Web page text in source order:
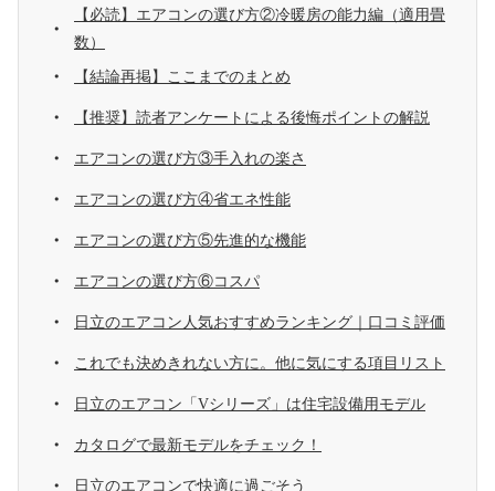
【必読】エアコンの選び方②冷暖房の能力編（適用畳
数）
【結論再掲】ここまでのまとめ
【推奨】読者アンケートによる後悔ポイントの解説
エアコンの選び方③手入れの楽さ
エアコンの選び方④省エネ性能
エアコンの選び方⑤先進的な機能
エアコンの選び方⑥コスパ
日立のエアコン人気おすすめランキング｜口コミ評価
これでも決めきれない方に。他に気にする項目リスト
日立のエアコン「Vシリーズ」は住宅設備用モデル
カタログで最新モデルをチェック！
日立のエアコンで快適に過ごそう